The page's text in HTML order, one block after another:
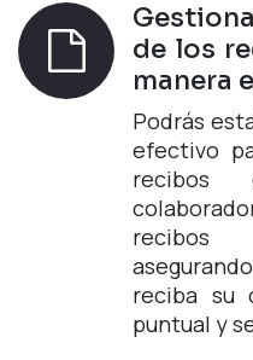
de los
manera
Podrás
efectivo
recibos
reciba su
puntual y